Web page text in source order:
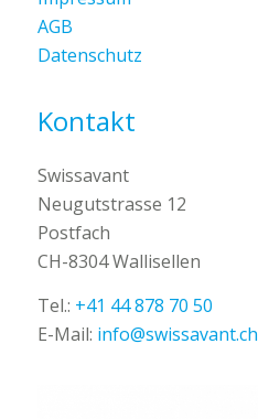
AGB
Datenschutz
Kontakt
Swissavant
Neugutstrasse 12
Postfach
CH-8304 Wallisellen
Tel.: +41 44 878 70 50
E-Mail: info@swissavant.ch